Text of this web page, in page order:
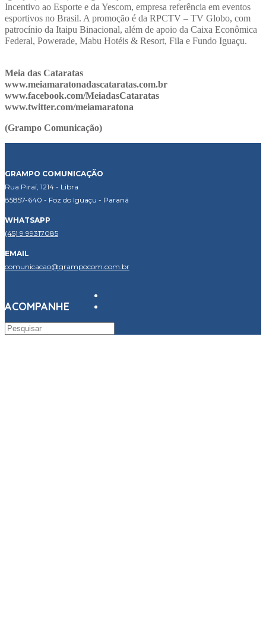
Incentivo ao Esporte e da Yescom, empresa referência em eventos
esportivos no Brasil. A promoção é da RPCTV – TV Globo, com
patrocínio da Itaipu Binacional, além de apoio da Caixa Econômica
Federal, Powerade, Mabu Hotéis & Resort, Fila e Fundo Iguaçu.
Meia das Cataratas
www.meiamaratonadascataratas.com.br
www.facebook.com/MeiadasCataratas
www.twitter.com/meiamaratona
(Grampo Comunicação)
GRAMPO COMUNICAÇÃO
Rua Piraí, 1214 - Libra
85857-640 - Foz do Iguaçu - Paraná
WHATSAPP
(45) 9 99317085
EMAIL
comunicacao@grampocom.com.br
ACOMPANHE